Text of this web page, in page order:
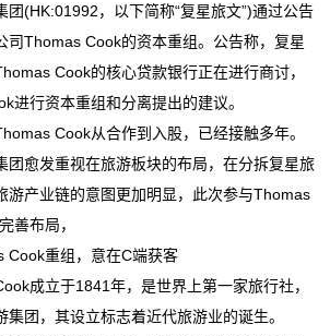
、手机……都能用！广东新一轮消费券来了
能源电器创新发展高峰论坛
器设备有限公司成立 注册资本50万人民币
电器有限公司成立 注册资本5万人民币
耀迪拜，中国智造圈粉全球
、手机……都能用！广东新一轮消费券来了
能源电器创新发展高峰论坛
器设备有限公司成立 注册资本50万人民币
电器有限公司成立 注册资本5万人民币
团(HK:01992，以下简称“复星旅文”)通过公告
司Thomas Cook的资本重组。公告称，复星
Cook的核心贷款银行正在进行商讨，
进行资本重组和分离提出的建议。
Cook从合作到入股，已经接触多年。
团愈发重视在旅游板块的布局，在分拆复星旅
游产业链的意图更加明显，此次参与Thomas
善布局，
Cook重组，意在C端获客
成立于1841年，是世界上第一家旅行社，
团，其设立标志着近代旅游业的诞生。